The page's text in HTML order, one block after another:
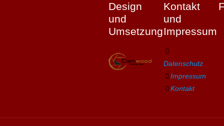
Design
und
Umsetzung
Kontakt
und
Impressum
Datenschutz
Impressum
Kontakt